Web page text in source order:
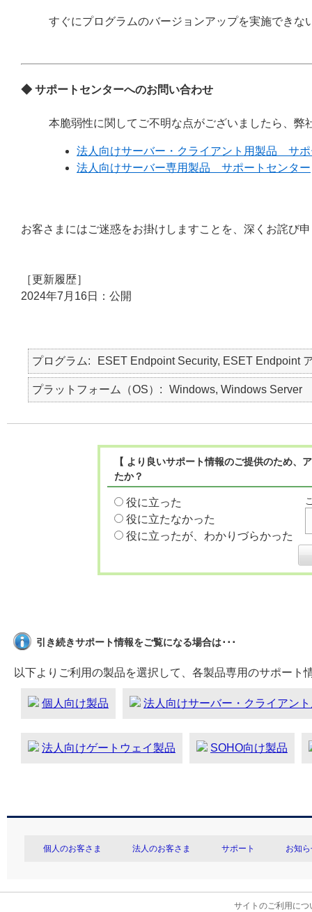
すぐにプログラムのバージョンアップを実施できな
◆ サポートセンターへのお問い合わせ
本脆弱性に関してご不明な点がございましたら、
法人向けサーバー・クライアント用製品 サ
法人向けサーバー専用製品 サポートセンター
お客さまにはご迷惑をお掛けしますことを、深くお詫び
［更新履歴］
2024年7月16日：公開
プログラム ESET Endpoint Security, ESET Endpoint
プラットフォーム（OS） Windows, Windows Server
【 より良いサポート情報のご提供のため
たか？
役に立った
役に立たなかった
役に立ったが、わかりづらかった
引き続きサポート情報をご覧になる場合は･･･
以下よりご利用の製品を選択して、各製品専用のサポート
個人向け製品 法人向けサーバー・クライアン
法人向けゲートウェイ製品 SOHO向け製品
個人のお客さま 法人のお客さま サポート お知
サイトのご利用につ